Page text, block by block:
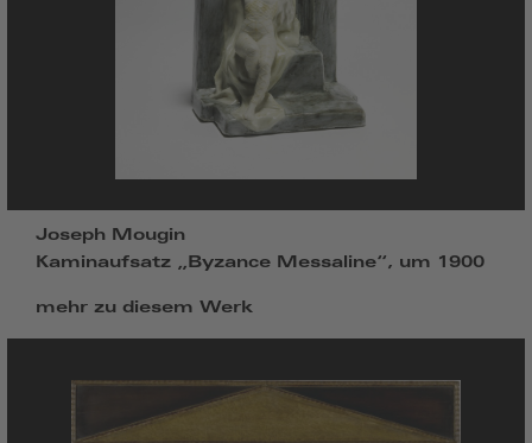
Joseph Mougin
Kaminaufsatz „Byzance Messaline“, um 1900
mehr zu diesem Werk